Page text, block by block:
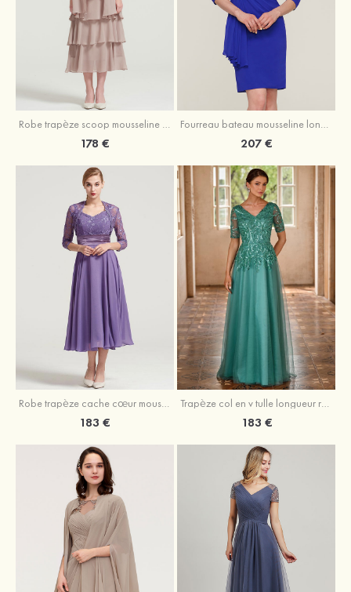
Robe trapèze scoop mousseline longueur mollet robe de mère de la mariée avec appliqué volants veste
178 €
Fourreau bateau mousseline longueur genou robe de mère de la mariée avec appliqué perle plissé veste
207 €
Robe trapèze cache cœur mousseline longueur mollet robe de mère de la mariée avec plissé veste
183 €
Trapèze col en v tulle longueur ras du sol robe de mère de la mariée avec perles paillettes
183 €